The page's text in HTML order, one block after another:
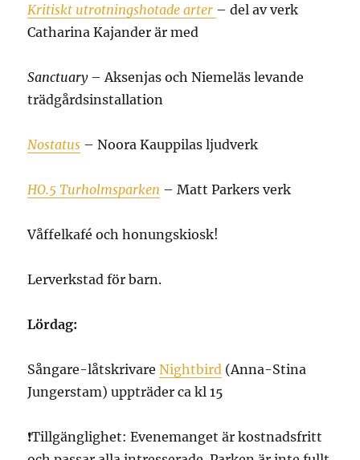
Kritiskt utrotningshotade arter – del av verk
Catharina Kajander är med
Sanctuary– Aksenjas och Niemeläs levande
trädgårdsinstallation
Nostatus – Noora Kauppilas ljudverk
HO.5 Turholmsparken – Matt Parkers verk
Våffelkafé och honungskiosk!
Lerverkstad för barn.
Lördag:
Sångare-låtskrivareNightbird (Anna-Stina
Jungerstam) uppträder ca kl 15
❗️Tillgänglighet: Evenemanget är kostnadsfritt